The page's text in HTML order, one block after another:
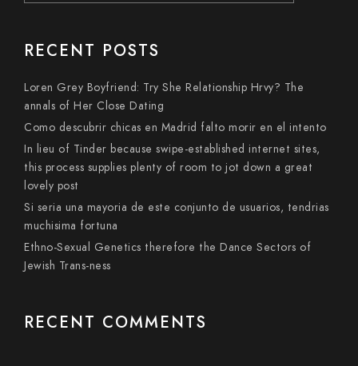
RECENT POSTS
Loren Grey Boyfriend: Try She Relationship Hrvy? The
annals of Her Close Dating
Como descubrir chicas en Madrid falto morir en el intento
In lieu of Tinder because swipe-established internet sites,
this process supplies plenty of room to jot down a great
lovely post
Si seri­a una mayoria de este conjunto de usuarios, tendri­as
muchisima fortuna
Ethno-Sexual Genetics therefore the Dance Sectors of
Jewish Trans-ness
RECENT COMMENTS